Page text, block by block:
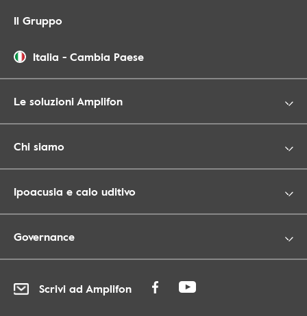
Il Gruppo
Italia - Cambia Paese
Le soluzioni Amplifon
Chi siamo
Ipoacusia e calo uditivo
Governance
Scrivi ad Amplifon